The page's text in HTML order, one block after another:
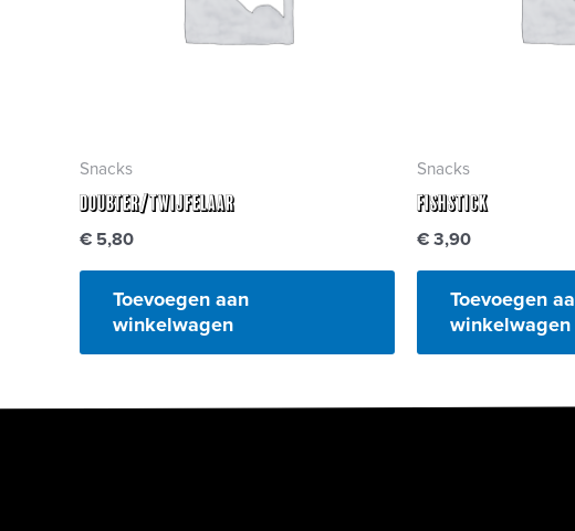
Snacks
Doubter/Twijfelaar
€ 5,80
Toevoegen aan
winkelwagen
Snacks
Fishstick
€ 3,90
Toevoegen
winkelwagen